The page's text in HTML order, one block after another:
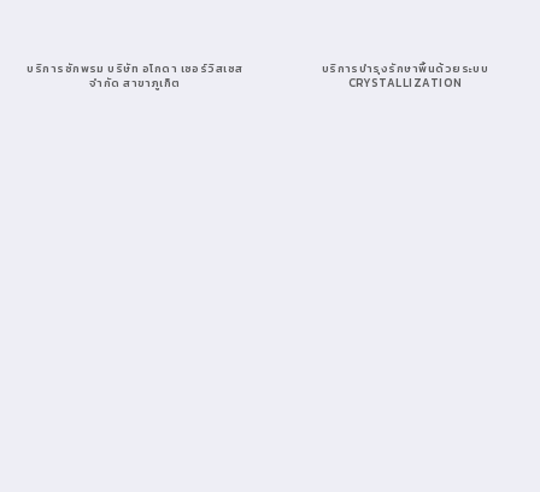
บริการซักพรม บริษัท อโกดา เซอร์วิสเซส
จำกัด สาขาภูเก็ต
บริการบำรุงรักษาพื้นด้วยระบบ
CRYSTALLIZATION